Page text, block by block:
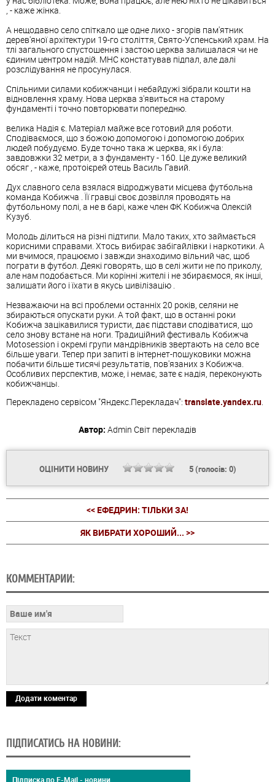
, - каже жінка.
А нещодавно село спіткало ще одне лихо - згорів пам'ятник
дерев'яної архітектури 19-го століття, Свято-Успенський храм. На
тлі загального спустошення і застою церква залишалася чи не
єдиним центром надій. МНС констатував підпал, але далі
розслідування не просунулася.
Спільними силами кобижчанци і небайдужі зібрали кошти на
відновлення храму. Нова церква з'явиться на старому
фундаменті і точно повторювати попередню.
велика Надія є. Матеріал майже все готовий для роботи.
Сподіваємося, що з божою допомогою і допомогою добрих
людей побудуємо. Буде точно така ж церква, як і була:
завдовжки 32 метри, а з фундаменту - 160. Це дуже великий
обсяг , - каже, протоієрей отець Василь Гавий.
Дух славного села взялася відроджувати місцева футбольна
команда Кобижча . Її гравці своє дозвілля проводять на
футбольному полі, а не в барі, каже член ФК Кобижча Олексій
Кузуб.
Молодь ділиться на різні підтипи. Мало таких, хто займається
корисними справами. Хтось вибирає забігайлівки і наркотики. А
ми вчимося, працюємо і завжди знаходимо вільний час, щоб
пограти в футбол. Деякі говорять, що в селі жити не по приколу,
але нам подобається. Ми корінні жителі і не збираємося, як інші,
залишати його і їхати в якусь цивілізацію .
Незважаючи на всі проблеми останніх 20 років, селяни не
збираються опускати руки. А той факт, що в останні роки
Кобижча зацікавилися туристи, дає підстави сподіватися, що
село знову встане на ноги. Традиційний фестиваль Кобижча
Motosession і окремі групи мандрівників звертають на село все
більше уваги. Тепер при запиті в інтернет-пошуковики можна
побачити більше тисячі результатів, пов'язаних з Кобижча.
Особливих перспектив, може, і немає, зате є надія, переконують
кобижчанцы.
Перекладено сервісом "Яндекс.Перекладач": translate.yandex.ru.
Автор: Admin Світ перекладів
ОЦІНИТИ НОВИНУ 5(голосів: 0)
<< ЕФЕДРИН: ТІЛЬКИ ЗА!
ЯК ВИБРАТИ ХОРОШИЙ... >>
КОММЕНТАРИИ:
Додати коментар
ПІДПИСАТИСЬ НА НОВИНИ:
Підписка по E-Mail - новини